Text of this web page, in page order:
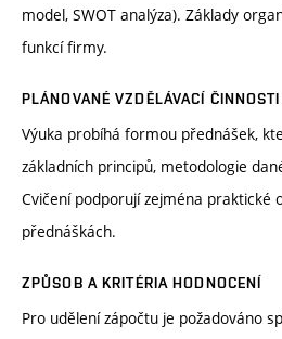
model, SWOT analýza). Základy
funkcí firmy.
PLÁNOVANÉ VZDĚLÁVACÍ
Výuka probíhá formou přednášek,
základních principů, metodologie
Cvičení podporují zejména praktické
přednáškách.
ZPŮSOB A KRITÉRIA HODNOCENÍ
Pro udělení zápočtu je požadováno